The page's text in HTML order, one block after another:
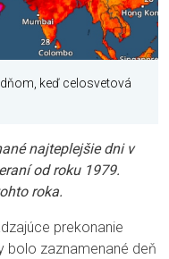
keď celosvetová
najteplejšie dni v
od roku 1979.
roka.
prekonanie
bolo zaznamenané deň